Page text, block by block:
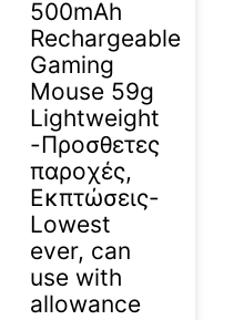
500mAh
Rechargeable
Gaming
Mouse 59g
Lightweight
-Προσθετες
παροχές,
Εκπτώσεις-
Lowest
ever, can
use with
allowance